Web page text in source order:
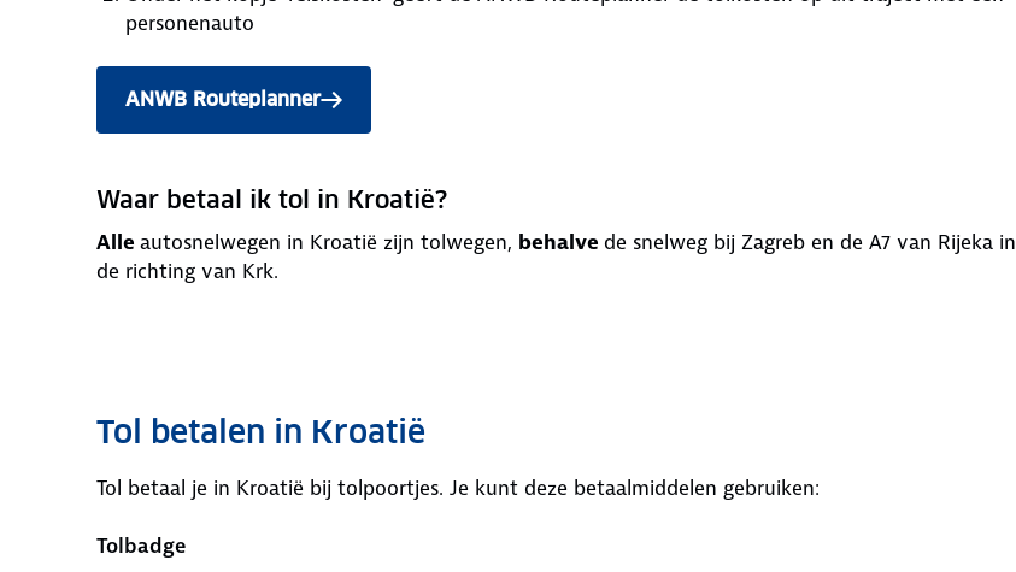
personenauto
ANWB Routeplanner
Waar betaal ik tol in Kroatië?
Alle autosnelwegen in Kroatië zijn tolwegen, behalve de snelweg bij Zagreb en de A7 van Rijeka in
de richting van Krk.
Tol betalen in Kroatië
Tol betaal je in Kroatië bij tolpoortjes. Je kunt deze betaalmiddelen gebruiken:
Tolbadge